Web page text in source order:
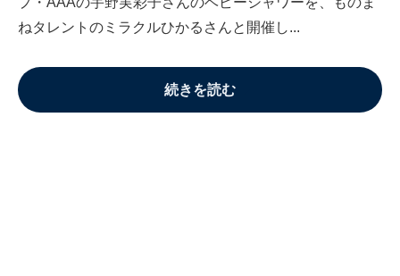
ねタレントのミラクルひかるさんと開催し...
続きを読む